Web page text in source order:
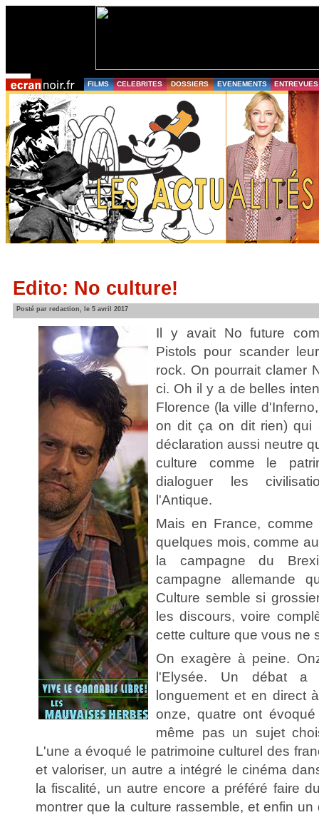
FILMS CELEBRITES DOSSIERS EVENEMENTS ENTREVUES
Edito: No culture!
Posté par redaction, le 5 avril 2017
Il y avait No future
Pistols pour scander
rock. On pourrait clamer
ci. Oh il y a de belles
Florence (la ville
on dit ça on dit rien) qui
déclaration aussi neutre
culture comme le
dialoguer les
l'Antique.
Mais en France,
quelques mois, comme
la campagne du
campagne allemande
Culture semble si
les discours, voire
cette culture que vous ne
On exagère à peine.
l'Elysée. Un débat a
longuement et en direct
onze, quatre ont
même pas un sujet
L'une a évoqué le patrimoine culturel des
et valoriser, un autre a intégré le cinéma
la fiscalité, un autre encore a préféré faire
montrer que la culture rassemble, et enfin